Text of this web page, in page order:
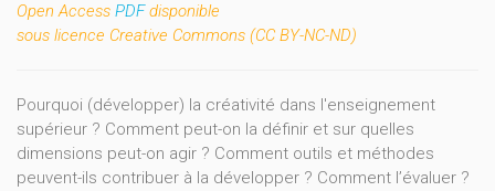
Open Access PDFdisponible
sous licence Creative Commons (CC BY-NC-ND)
Pourquoi (développer) la créativité dans l'enseignement
supérieur ? Comment peut-on la définir et sur quelles
dimensions peut-on agir ? Comment outils et méthodes
peuvent-ils contribuer à la développer ? Comment l’évaluer ?